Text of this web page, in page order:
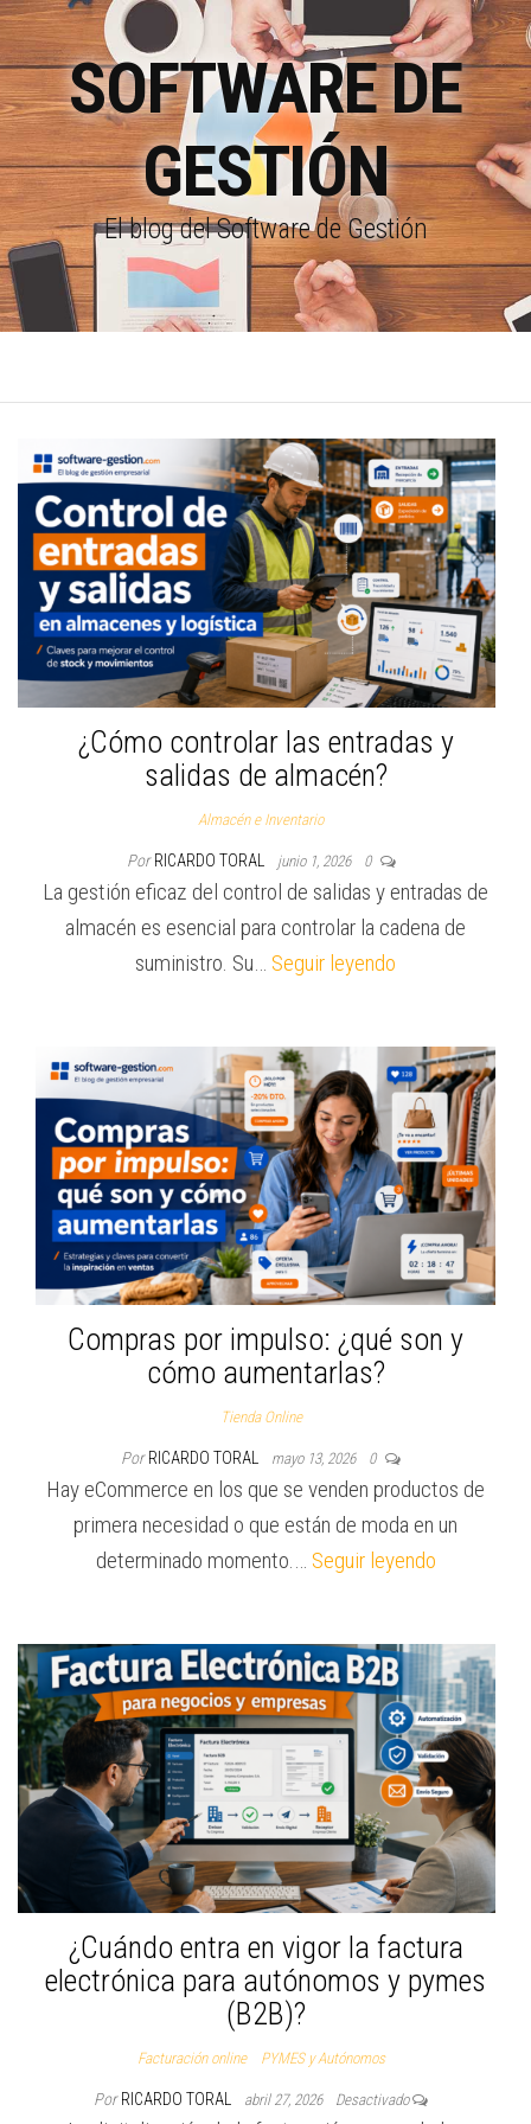
SOFTWARE DE
GESTIÓN
El blog del Software de Gestión
¿Cómo controlar las entradas y
salidas de almacén?
Almacén e Inventario
Por RICARDO TORAL junio 1, 2026 0
La gestión eficaz del control de salidas y entradas de
almacén es esencial para controlar la cadena de
suministro. Su… Seguir leyendo
Compras por impulso: ¿qué son y
cómo aumentarlas?
Tienda Online
Por RICARDO TORAL mayo 13, 2026 0
Hay eCommerce en los que se venden productos de
primera necesidad o que están de moda en un
determinado momento.… Seguir leyendo
¿Cuándo entra en vigor la factura
electrónica para autónomos y pymes
(B2B)?
Facturación online PYMES y Autónomos
Por RICARDO TORAL abril 27, 2026 Desactivado